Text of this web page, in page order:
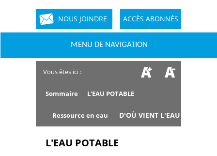
ACCÈS ABONNÉS
NOUS JOINDRE
MENU DE NAVIGATION
Vous êtes ici :
Sommaire L'EAU POTABLE
Ressource en eau D'OÙ VIENT L'EAU ?
L'EAU POTABLE